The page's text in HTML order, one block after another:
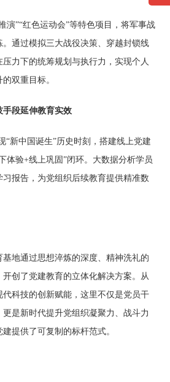
”“红色运动会”等特色项目，将军事战
通过模拟三大战役决策、穿越封锁线
力下的统筹规划与执行力，实现个人
双重目标。
手段延伸教育实效‌
中国诞生”历史时刻，搭建线上党建
体验+线上巩固”闭环。大数据分析学员
报告，为党组织后续教育提供精准数
地通过思想淬炼的深度、精神洗礼的
创了党建教育的立体化解决方案。从
科技的创新赋能，这里不仅是党员干
是新时代提升党组织凝聚力、战斗力
提供了可复制的标杆范式。